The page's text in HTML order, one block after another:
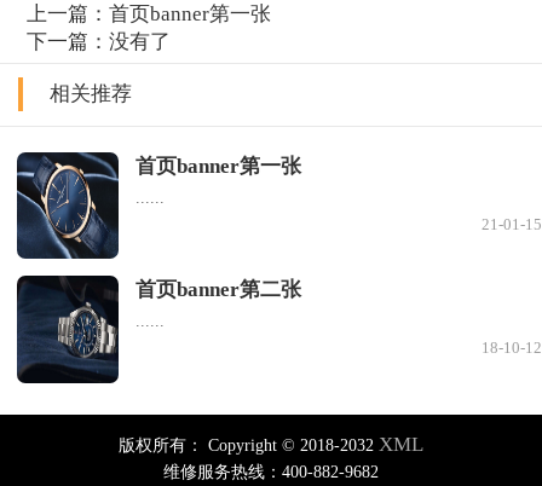
上一篇：首页banner第一张
下一篇：没有了
相关推荐
首页banner第一张
21-01-15
首页banner第二张
......
18-10-12
版权所有： Copyright © 2018-2032 XML
维修服务热线：400-882-9682